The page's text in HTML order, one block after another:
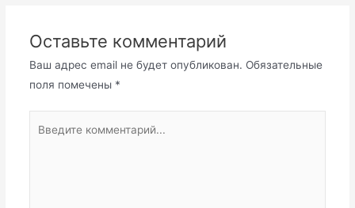
Оставьте комментарий
Ваш адрес email не будет опубликован. Обязательные
поля помечены *
комментарий...